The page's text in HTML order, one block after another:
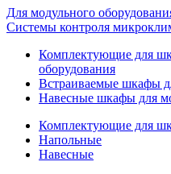
Для модульного
Системы контроля
Комплектующие для
оборудования
Встраиваемые шкафы
Навесные шкафы для
Комплектующие для
Напольные
Навесные